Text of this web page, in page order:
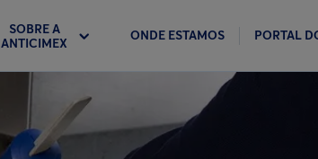
SOBRE A
ANTICIMEX
ONDE ESTAMOS PORTAL